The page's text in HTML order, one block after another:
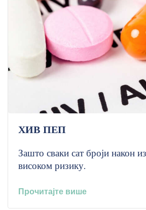
ХИВ ПЕП
Зашто сваки сат броји након
високом ризику.
Прочитајте више